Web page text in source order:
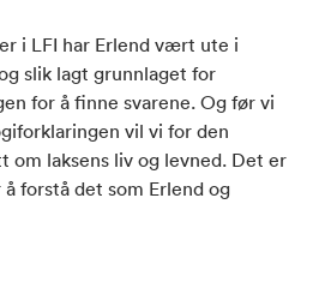
i LFI har Erlend vært ute i
slik lagt grunnlaget for
for å finne svarene. Og før vi
vil vi for den
om laksens liv og levned. Det er
forstå det som Erlend og